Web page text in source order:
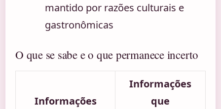
mantido por razões culturais e
gastronômicas
O que se sabe e o que permanece incerto
Informações
Informações
que